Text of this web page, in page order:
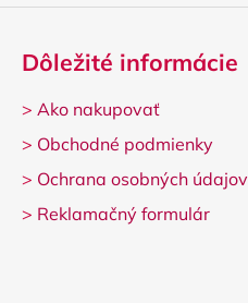
Dôležité informácie
> Ako nakupovať
> Obchodné podmienky
> Ochrana osobných údajov
> Reklamačný formulár